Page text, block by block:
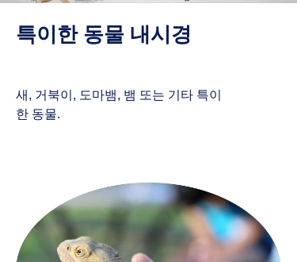
특이한 동물 내시경
새, 거북이, 도마뱀, 뱀 또는 기타 특이
한 동물.